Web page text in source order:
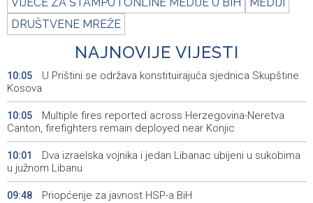
VIJEĆE ZA ŠTAMPU I ONLINE MEDIJE U BIH
MEDIJI
DRUŠTVENE MREŽE
NAJNOVIJE VIJESTI
10:05
U Prištini se održava konstituirajuća sjednica Skupštine
Kosova
10:05
Multiple fires reported across Herzegovina-Neretva
Canton, firefighters remain deployed near Konjic
10:01
Dva izraelska vojnika i jedan Libanac ubijeni u sukobima
u južnom Libanu
09:48 Priopćenje za javnost HSP-a BiH